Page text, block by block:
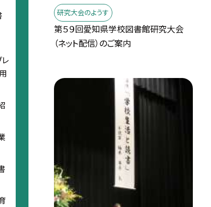
研究大会のようす
第５９回愛知県学校図書館研究大会
（ネット配信）のご案内